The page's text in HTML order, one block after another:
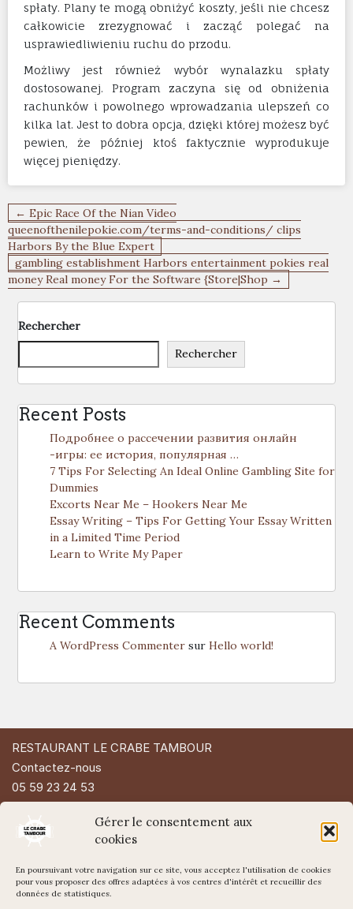
Gérer le consentement aux
cookies
En poursuivant votre navigation sur ce site, vous acceptez l'utilisation de cookies
pour vous proposer des offres adaptées à vos centres d'intérêt et recueillir des
données de statistiques.
spłaty. Plany te mogą obniżyć koszty, jeśli nie chcesz
całkowicie zrezygnować i zacząć polegać na
usprawiedliwieniu ruchu do przodu.
Możliwy jest również wybór wynalazku spłaty
dostosowanej. Program zaczyna się od obniżenia
rachunków i powolnego wprowadzania ulepszeń co
kilka lat. Jest to dobra opcja, dzięki której możesz być
pewien, że później ktoś faktycznie wyprodukuje
więcej pieniędzy.
Navigation
de
l’article
← Epic Race Of the Nian Video
queenofthenilepokie.com/terms-and-conditions/ clips
Harbors By the Blue Expert
‎‎gambling establishment Harbors entertainment pokies real
money Real money For the Software {Store|Shop →
Rechercher
Rechercher
Recent Posts
Подробнее о рассечении развития онлайн
-игры: ее история, популярная …
7 Tips For Selecting An Ideal Online Gambling Site for
Dummies
Excorts Near Me – Hookers Near Me
Essay Writing – Tips For Getting Your Essay Written
in a Limited Time Period
Learn to Write My Paper
Recent Comments
A WordPress Commenter sur Hello world!
RESTAURANT LE CRABE TAMBOUR
Contactez-nous
05 59 23 24 53
49 Rue d'Espagne
64200 Biarritz